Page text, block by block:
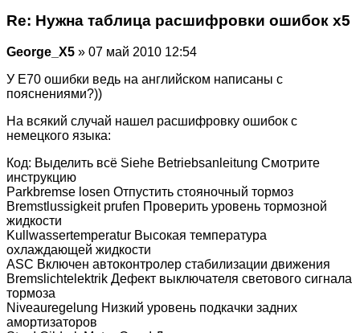
Re: Нужна таблица расшифровки ошибок х5
George_X5 » 07 май 2010 12:54
У E70 ошибки ведь на английском написаны с
пояснениями?))
На всякий случай нашел расшифровку ошибок с
немецкого языка:
Код: Выделить всё Siehe Betriebsanleitung Смотрите
инструкцию
Parkbremse losen Отпустить стояночный тормоз
Bremstlussigkeit prufen Проверить уровень тормозной
жидкости
Kullwassertemperatur Высокая температура
охлаждающей жидкости
ASC Включен автоконтролер стабилизации движения
Bremslichtelektrik Дефект выключателя светового сигнала
тормоза
Niveauregelung Низкий уровень подкачки задних
амортизаторов